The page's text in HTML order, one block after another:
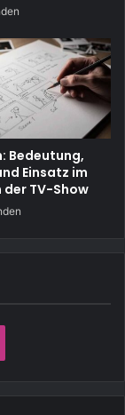
Bedeutung,
Einsatz im
der TV-Show